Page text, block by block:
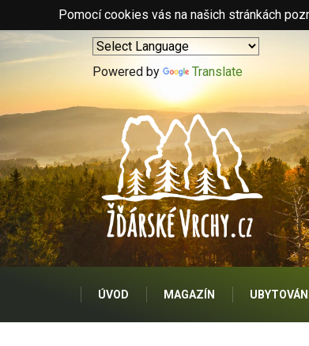
Pomocí cookies vás na našich stránkách
Powered by Translate
ÚVOD MAGAZÍN UBYTOVÁNÍ